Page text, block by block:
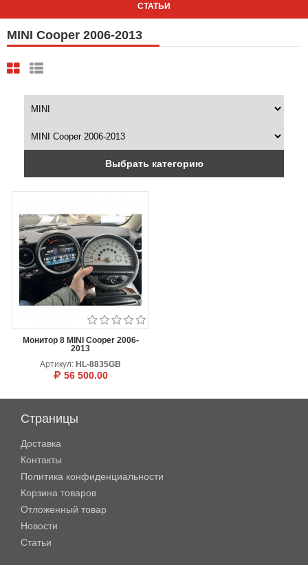
СТАТЬИ
MINI Cooper 2006-2013
Выбрать категорию
Монитор 8 MINI Cooper 2006-
2013
Артикул: HL-8835GB
56 500.00
Страницы
Доставка
Контакты
Политика конфиденциальности
Корзина товаров
Отложенный товар
Новости
Статьи